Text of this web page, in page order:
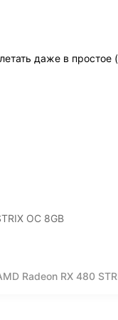
даже в простое
OC 8GB
Radeon RX 480